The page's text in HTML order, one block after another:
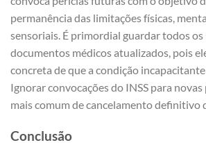
permanência das limitações físicas,
sensoriais. É primordial guardar todos os
documentos médicos atualizados, pois
concreta de que a condição
Ignorar convocações do INSS para novas
mais comum de cancelamento definitivo
Conclusão